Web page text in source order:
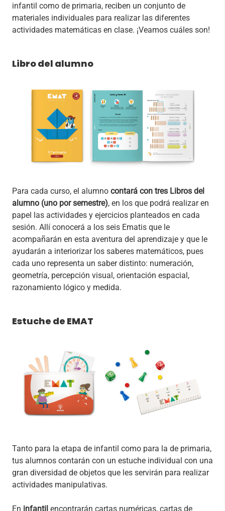
infantil como de primaria, reciben un conjunto de
materiales individuales para realizar las diferentes
actividades matemáticas en clase. ¡Veamos cuáles son!
Libro del alumno
Para cada curso, el alumno contará con tres Libros del
alumno (uno por semestre), en los que podrá realizar en
papel las actividades y ejercicios planteados en cada
sesión. Allí conocerá a los seis Ematis que le
acompañarán en esta aventura del aprendizaje y que le
ayudarán a interiorizar los saberes matemáticos, pues
cada uno representa un saber distinto: numeración,
geometría, percepción visual, orientación espacial,
razonamiento lógico y medida.
Estuche de EMAT
Tanto para la etapa de infantil como para la de primaria,
tus alumnos contarán con un estuche individual con una
gran diversidad de objetos que les servirán para realizar
actividades manipulativas.
En infantil encontrarán cartas numéricas, cartas de